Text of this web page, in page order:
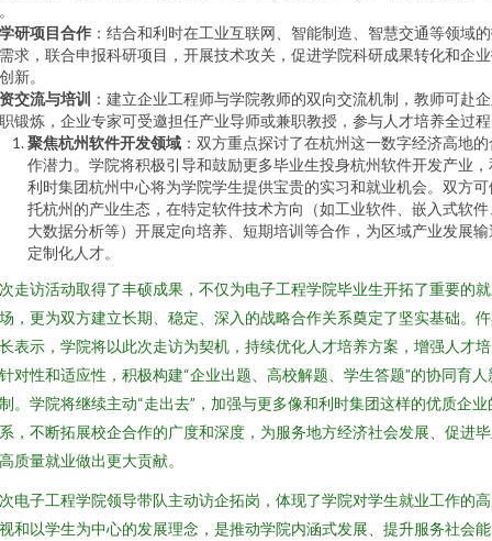
研项目合作 ：结合和利时在工业互联网、智能制造、智慧交通等领域
求，联合申报科研项目，开展技术攻关，促进学院科研成果转化和企
新。
交流与培训 ：建立企业工程师与学院教师的双向交流机制，教师可赴
锻炼，企业专家可受邀担任产业导师或兼职教授，参与人才培养全过
聚焦杭州软件开发领域 ：双方重点探讨了在杭州这一数字经济高地
作潜力。学院将积极引导和鼓励更多毕业生投身杭州软件开发产业，
利时集团杭州中心将为学院学生提供宝贵的实习和就业机会。双方可
托杭州的产业生态，在特定软件技术方向（如工业软件、嵌入式软件
大数据分析等）开展定向培养、短期培训等合作，为区域产业发展输
定制化人才。
走访活动取得了丰硕成果，不仅为电子工程学院毕业生开拓了重要的
，更为双方建立长期、稳定、深入的战略合作关系奠定了坚实基础。
表示，学院将以此次走访为契机，持续优化人才培养方案，增强人才
对性和适应性，积极构建“企业出题、高校解题、学生答题”的协同育人
。学院将继续主动“走出去”，加强与更多像和利时集团这样的优质企业
，不断拓展校企合作的广度和深度，为服务地方经济社会发展、促进
质量就业做出更大贡献。
电子工程学院领导带队主动访企拓岗，体现了学院对学生就业工作的
和以学生为中心的发展理念，是推动学院内涵式发展、提升服务社会